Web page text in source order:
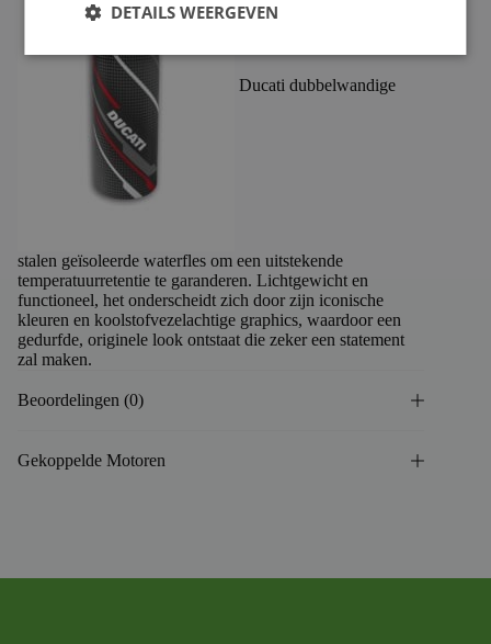
Ducati dubbelwandige
stalen geïsoleerde waterfles om een uitstekende
temperatuurretentie te garanderen. Lichtgewicht en
functioneel, het onderscheidt zich door zijn iconische
kleuren en koolstofvezelachtige graphics, waardoor een
gedurfde, originele look ontstaat die zeker een statement
zal maken.
Beoordelingen (0)
Gekoppelde Motoren
DETAILS WEERGEVEN